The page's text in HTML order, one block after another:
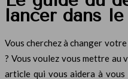
lancer dans
Vous cherchez à changer
? Vous voulez vous mettre au
article qui vous aidera à